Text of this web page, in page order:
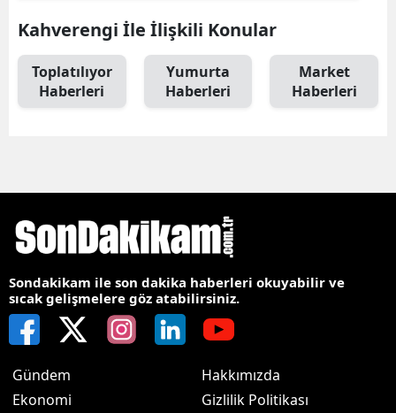
Kahverengi İle İlişkili Konular
Toplatılıyor
Haberleri
Yumurta
Haberleri
Market
Haberleri
Sondakikam ile son dakika haberleri okuyabilir ve
sıcak gelişmelere göz atabilirsiniz.
Gündem
Ekonomi
Hakkımızda
Gizlilik Politikası